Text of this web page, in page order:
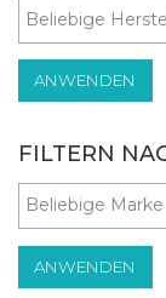
ANWENDEN
FILTERN
ANWENDEN